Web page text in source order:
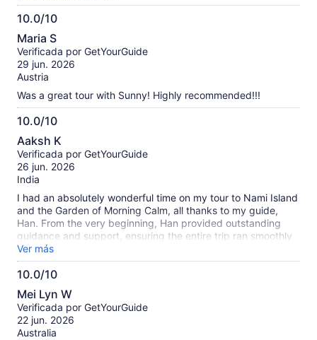
10.0/10
10.0
de
10
Maria S
Verificada por GetYourGuide
29 jun. 2026
Austria
Was a great tour with Sunny! Highly recommended!!!
10.0/10
10.0
de
10
Aaksh K
Verificada por GetYourGuide
26 jun. 2026
India
I had an absolutely wonderful time on my tour to Nami Island
and the Garden of Morning Calm, all thanks to my guide,
Han. From the very beginning, Han provided outstanding
guidance and support, ensuring the entire trip ran smoothly
and comfortably. Han’s extensive knowledge about the
history and details of both locations added so much depth to
my visit. If you are planning a trip to these beautiful spots, I
who truly goes above and beyond!
Ver más
10.0/10
10.0
de
10
Mei Lyn W
Verificada por GetYourGuide
22 jun. 2026
Australia